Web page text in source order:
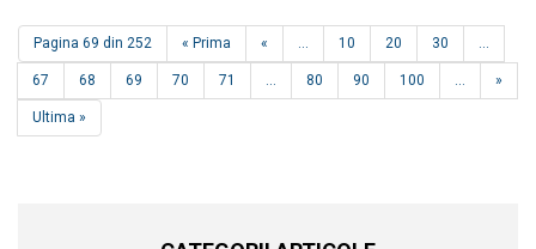
Pagina 69 din 252 « Prima « ... 10 20 30 ...
67 68 69 70 71 ... 80 90 100 ... »
Ultima »